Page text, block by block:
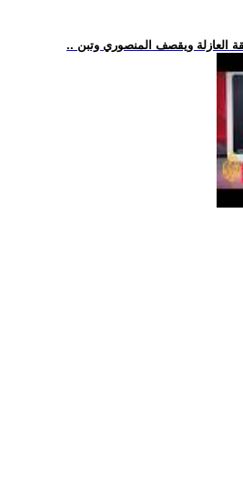
العازلة ويقصف المنصوري وتبن